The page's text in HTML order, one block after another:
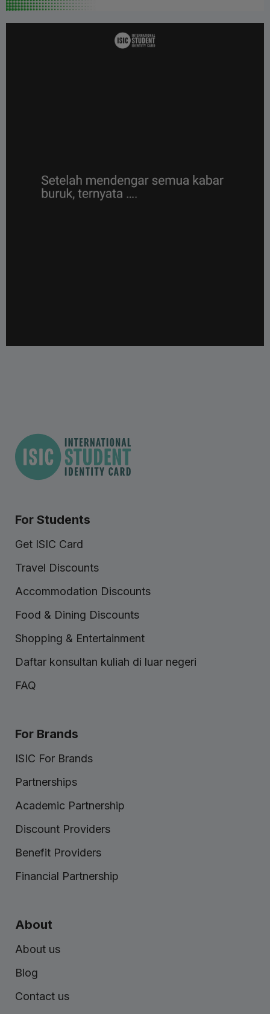
For Students
Get ISIC Card
Travel Discounts
Accommodation Discounts
Food & Dining Discounts
Shopping & Entertainment
Daftar konsultan kuliah di luar negeri
FAQ
For Brands
ISIC For Brands
Partnerships
Academic Partnership
Discount Providers
Benefit Providers
Financial Partnership
About
About us
Blog
Contact us